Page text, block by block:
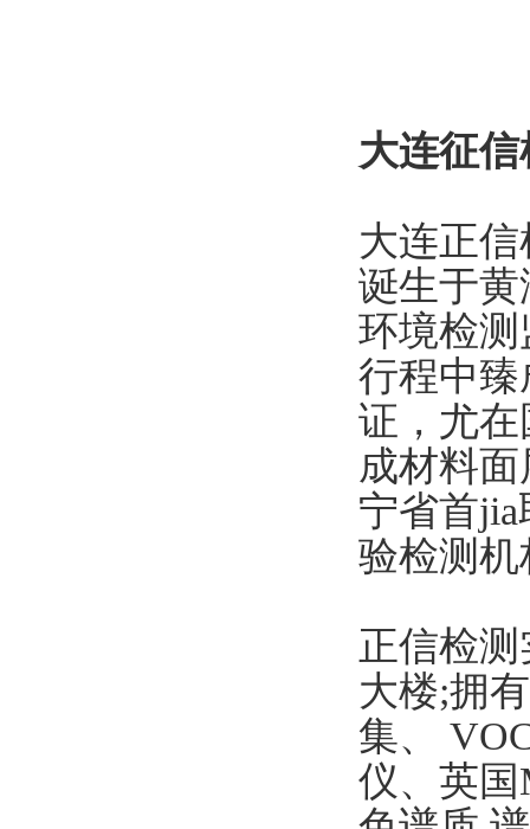
大连征
大连正
诞生于
环境检
行程中
证，尤在
成材料
宁省首
验检测机
正信检
大楼;拥
集、
仪、英国